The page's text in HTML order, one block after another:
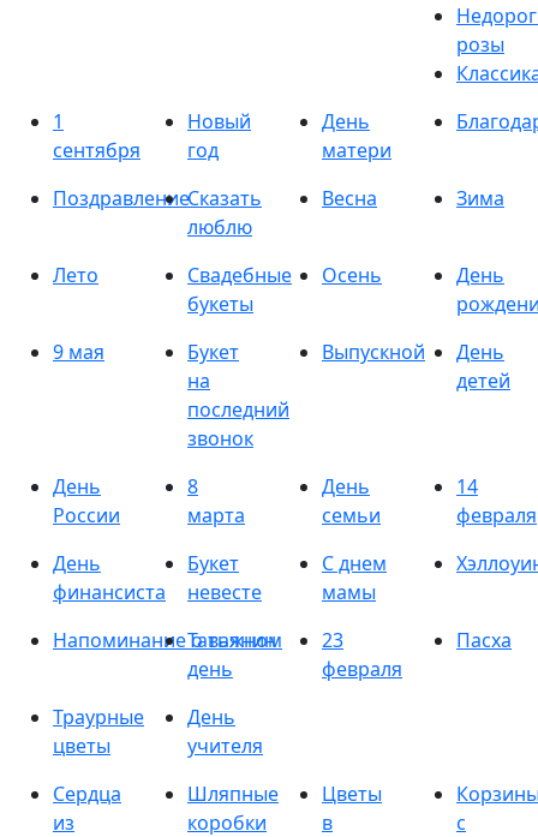
розы
1
сентября
Новый
год
День
матери
ПоздравлениеСказать
люблю
Весна Зима
Лето
Свадебные
букеты
Осень
День
9 мая
Букет
на
последний
звонок
Выпускной
День
детей
День
России
8
марта
День
семьи
14
февраля
День
финансиста
Букет
невесте
С днем
мамы
Напоминание о важном
Татьянин
день
23
февраля
Пасха
Траурные
цветы
День
учителя
Сердца
из
Шляпные
коробки
Цветы
в
с